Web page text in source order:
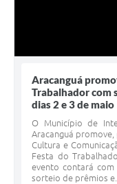
Aracanguá
Trabalhador com
dias 2 e 3 de maio
O Município de
Aracanguá
Cultura e
Festa do
evento contará com
sorteio de prêmios e...